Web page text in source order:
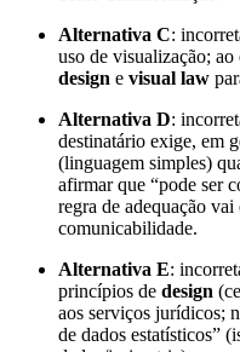
Alternativa C:
uso de visualização;
design e visual law
Alternativa D:
destinatário exige, em
(linguagem simples)
afirmar que “pode ser
regra de adequação
comunicabilidade.
Alternativa E:
princípios de design
aos serviços jurídicos;
de dados estatísticos”